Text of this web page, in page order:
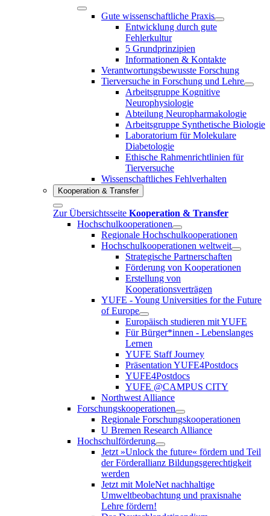
Gute wissenschaftliche Praxis
Entwicklung durch gute
Fehlerkultur
5 Grundprinzipien
Informationen & Kontakte
Verantwortungsbewusste Forschung
Tierversuche in Forschung und Lehre
Arbeitsgruppe Kognitive
Neurophysiologie
Abteilung Neuropharmakologie
Arbeitsgruppe Synthetische Biologie
Laboratorium für Molekulare
Diabetologie
Ethische Rahmenrichtlinien für
Tierversuche
Wissenschaftliches Fehlverhalten
Kooperation & Transfer
Zur Übersichtsseite Kooperation & Transfer
Hochschulkooperationen
Regionale Hochschulkooperationen
Hochschulkooperationen weltweit
Strategische Partnerschaften
Förderung von Kooperationen
Erstellung von
Kooperationsverträgen
YUFE - Young Universities for the Future
of Europe
Europäisch studieren mit YUFE
Für Bürger*innen - Lebenslanges
Lernen
YUFE Staff Journey
Präsentation YUFE4Postdocs
YUFE4Postdocs
YUFE @CAMPUS CITY
Northwest Alliance
Forschungskooperationen
Regionale Forschungskooperationen
U Bremen Research Alliance
Hochschulförderung
Jetzt »Unlock the future« fördern und Teil
der Förderallianz Bildungsgerechtigkeit
werden
Jetzt mit MoleNet nachhaltige
Umweltbeobachtung und praxisnahe
Lehre fördern!